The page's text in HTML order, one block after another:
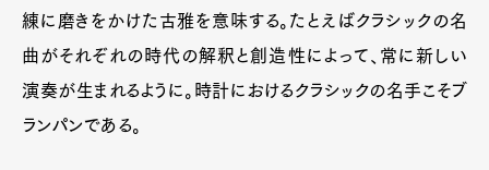
練に磨きをかけた古雅を意味する。たとえばクラシックの名
曲がそれぞれの時代の解釈と創造性によって、常に新しい
演奏が生まれるように。時計におけるクラシックの名手こそブ
ランパンである。